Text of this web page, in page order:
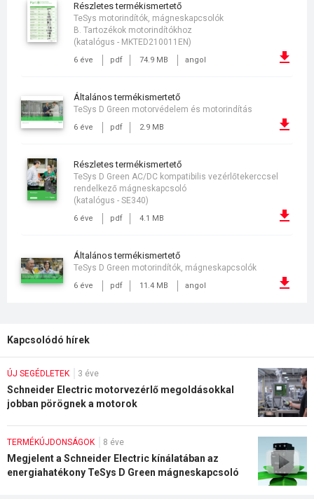
részletes termékismertető
6 éve pdf 74.9 MB angol
TeSys motorindítók, mágneskapcsolók
B. Tartozékok motorindítókhoz
(katalógus - MKTED210011EN)
általános termékismertető
6 éve pdf 2.9 MB
TeSys D Green motorvédelem és motorindítás
részletes termékismertető
6 éve pdf 4.1 MB
TeSys D Green AC/DC kompatibilis vezérlőtekerccsel
rendelkező mágneskapcsoló
(katalógus - SE340)
általános termékismertető
6 éve pdf 11.4 MB angol
TeSys D Green motorindítók, mágneskapcsolók
Kapcsolódó hírek
ÚJ SEGÉDLETEK 3 éve
Schneider Electric motorvezérlő megoldásokkal
jobban pörögnek a motorok
TERMÉKÚJDONSÁGOK 8 éve
Megjelent a Schneider Electric kínálatában az
energiahatékony TeSys D Green mágneskapcsoló